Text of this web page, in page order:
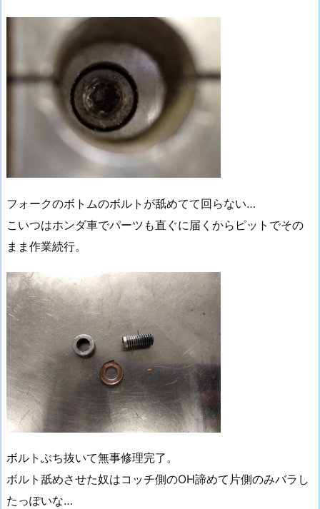
フォークのボトムのボルトが舐めてて回らない…
こいつはホンダ車でパーツも直ぐに届くからピットでその
まま作業続行。
ボルトぶち抜いて無事修理完了。
ボルト舐めさせた奴はコッチ側のOH諦めて片側のみバラし
たっぽいな…